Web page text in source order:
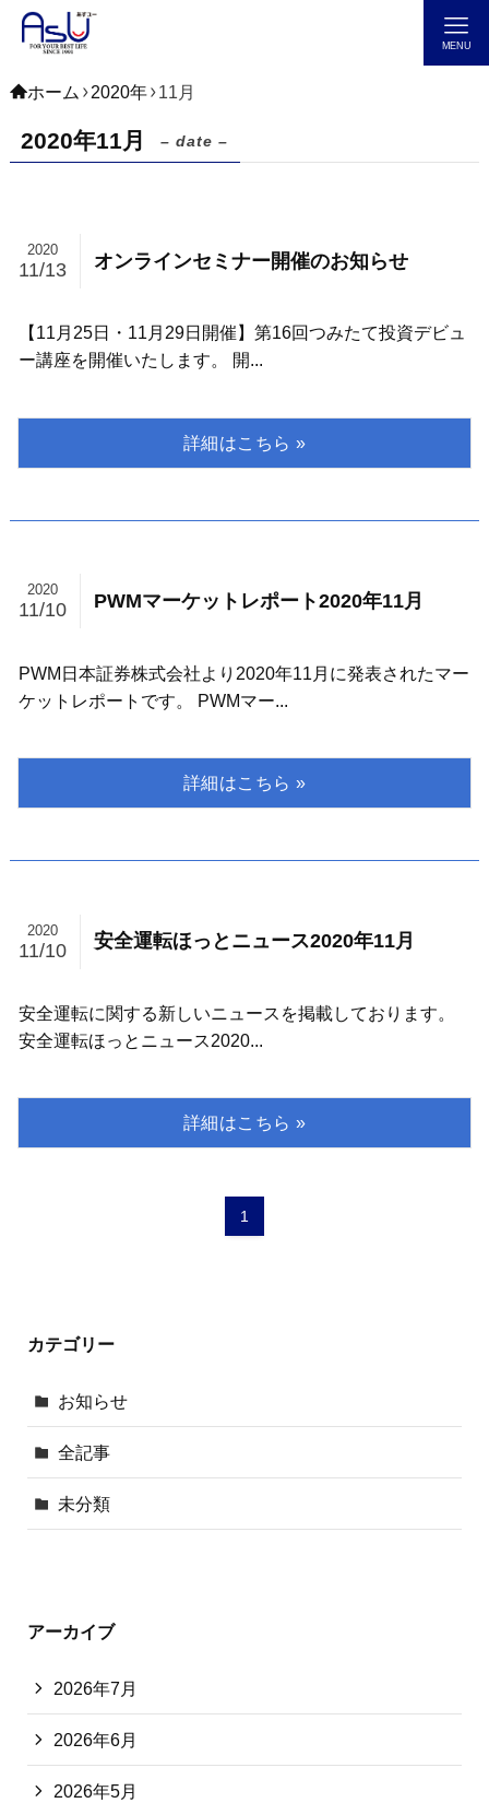
MENU
ホーム 2020年 11月
2020年11月 – date –
オンラインセミナー開催のお知らせ
2020
11/13
【11月25日・11月29日開催】第16回つみたて投資デビュ
ー講座を開催いたします。 開...
PWMマーケットレポート2020年11月
2020
11/10
PWM日本証券株式会社より2020年11月に発表されたマー
ケットレポートです。 PWMマー...
安全運転ほっとニュース2020年11月
2020
11/10
安全運転に関する新しいニュースを掲載しております。
安全運転ほっとニュース2020...
1
カテゴリー
お知らせ
全記事
未分類
アーカイブ
2026年7月
2026年6月
2026年5月